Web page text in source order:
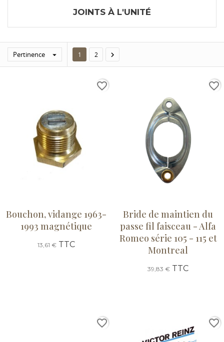
JOINTS À L'UNITÉ
Pertinence  1 2 
Bouchon, vidange 1963-
1993 magnétique
13,61 €TTC
favorite_border
Bride de maintien du
passe fil faisceau - Alfa
Romeo série 105 - 115 et
Montreal
39,83 € TTC
favorite_border
favorite_border favorite_border